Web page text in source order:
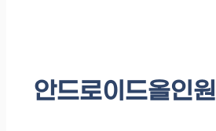
안드로이드올인원